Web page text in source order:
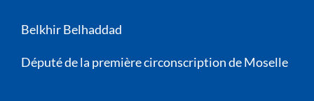
Belkhir Belhaddad
Député de la première circonscription de Moselle